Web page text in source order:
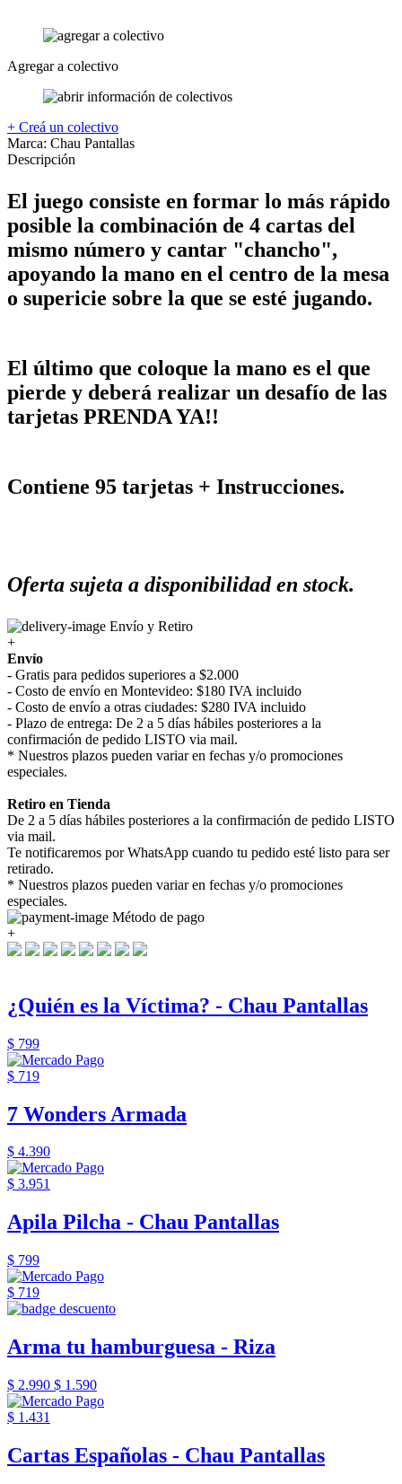
Agregar a colectivo
+ Creá un colectivo
Marca: Chau Pantallas
Descripción
El juego consiste en formar lo más rápido
posible la combinación de 4 cartas del
mismo número y cantar "chancho",
apoyando la mano en el centro de la mesa
o supericie sobre la que se esté jugando.
El último que coloque la mano es el que
pierde y deberá realizar un desafío de las
tarjetas PRENDA YA!!
Contiene 95 tarjetas + Instrucciones.
Oferta sujeta a disponibilidad en stock.
Envío y Retiro
+
Envío
- Gratis para pedidos superiores a $2.000
- Costo de envío en Montevideo: $180 IVA incluido
- Costo de envío a otras ciudades: $280 IVA incluido
- Plazo de entrega: De 2 a 5 días hábiles posteriores a la
confirmación de pedido LISTO via mail.
* Nuestros plazos pueden variar en fechas y/o promociones
especiales.
Retiro en Tienda
De 2 a 5 días hábiles posteriores a la confirmación de pedido LISTO
via mail.
Te notificaremos por WhatsApp cuando tu pedido esté listo para ser
retirado.
* Nuestros plazos pueden variar en fechas y/o promociones
especiales.
Método de pago
+
¿Quién es la Víctima? - Chau Pantallas
$ 799
$ 719
7 Wonders Armada
$ 4.390
$ 3.951
Apila Pilcha - Chau Pantallas
$ 799
$ 719
Arma tu hamburguesa - Riza
$ 2.990 $ 1.590
$ 1.431
Cartas Españolas - Chau Pantallas